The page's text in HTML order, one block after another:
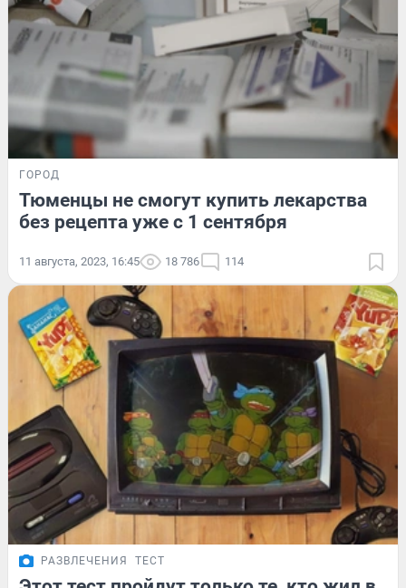
ГОРОД
Тюменцы не смогут купить лекарства
без рецепта уже с 1 сентября
11 августа, 2023, 16:45 18 786 114
РАЗВЛЕЧЕНИЯ ТЕСТ